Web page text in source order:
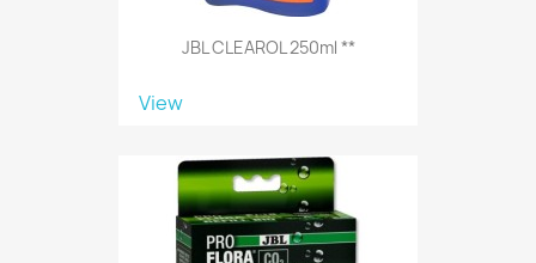
JBL CLEAROL 250ml **
View